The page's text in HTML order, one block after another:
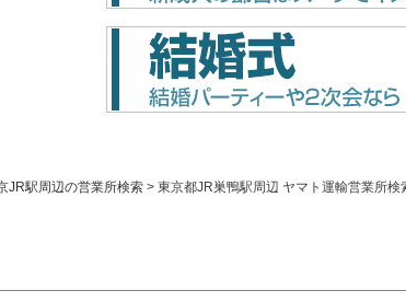
JR駅周辺の営業所検索 東京都JR巣鴨駅周辺 ヤマト運輸営業所検